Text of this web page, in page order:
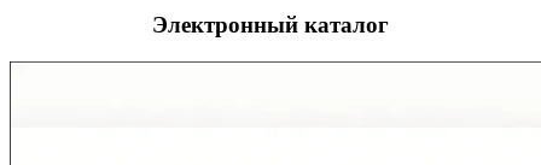
Электронный каталог